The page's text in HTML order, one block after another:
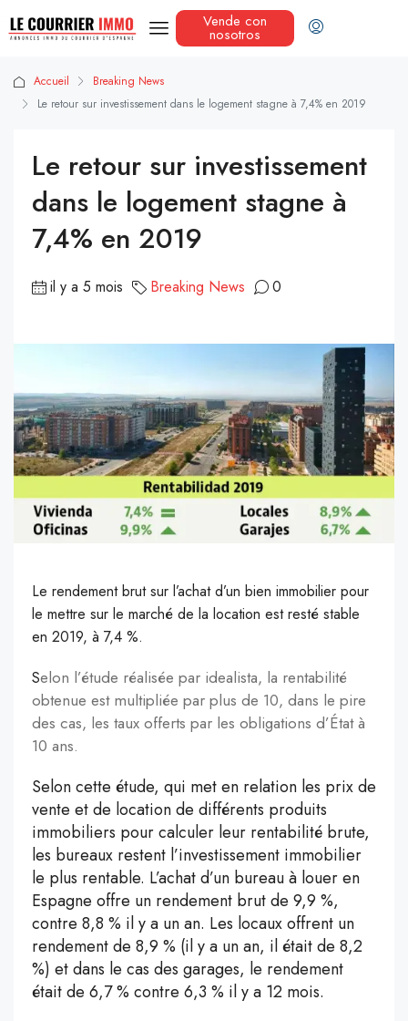
Vende con
nosotros
Accueil
Breaking News
Le retour sur investissement dans le logement stagne à 7,4% en 2019
Le retour sur investissement
dans le logement stagne à
7,4% en 2019
il y a 5 mois Breaking News 0
Le rendement brut sur l’achat d’un bien immobilier pour
le mettre sur le marché de la location est resté stable
en 2019, à 7,4 %.
Selon l’étude réalisée par idealista, la rentabilité
obtenue est multipliée par plus de 10, dans le pire
des cas, les taux offerts par les obligations d’État à
10 ans.
Selon cette étude, qui met en relation les prix de
vente et de location de différents produits
immobiliers pour calculer leur rentabilité brute,
les bureaux restent l’investissement immobilier
le plus rentable. L’achat d’un bureau à louer en
Espagne offre un rendement brut de 9,9 %,
contre 8,8 % il y a un an. Les locaux offrent un
rendement de 8,9 % (il y a un an, il était de 8,2
%) et dans le cas des garages, le rendement
était de 6,7 % contre 6,3 % il y a 12 mois.